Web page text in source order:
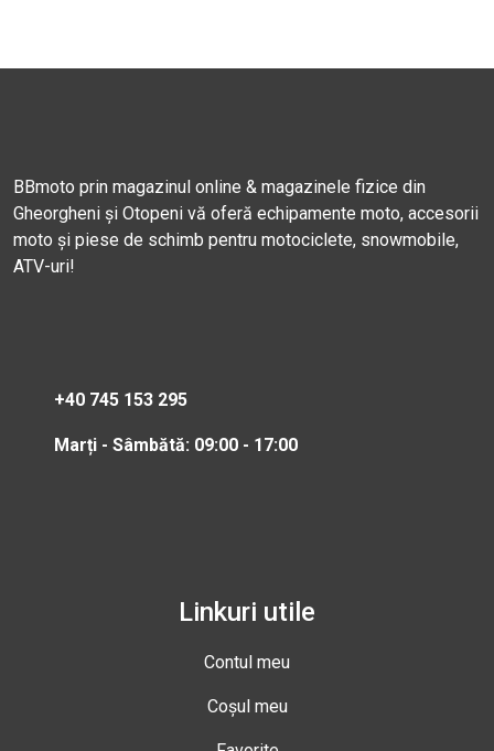
BBmoto prin magazinul online & magazinele fizice din
Gheorgheni și Otopeni vă oferă echipamente moto, accesorii
moto și piese de schimb pentru motociclete, snowmobile,
ATV-uri!
+40 745 153 295
Marți - Sâmbătă: 09:00 - 17:00
Linkuri utile
Contul meu
Coșul meu